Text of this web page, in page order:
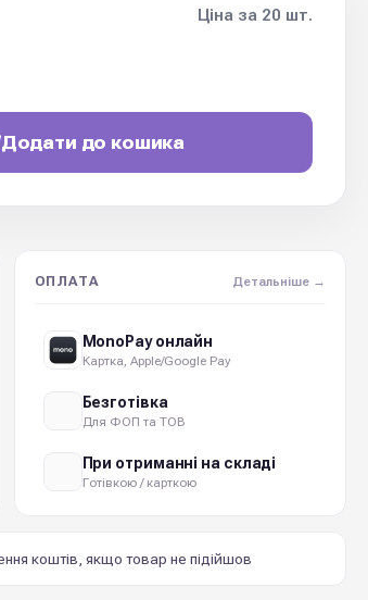
Ціна за 20 шт.
Додати до кошика
ОПЛАТА Детальніше →
MonoPay онлайн
Картка, Apple/Google Pay
Безготівка
Для ФОП та ТОВ
При отриманні на складі
Готівкою / карткою
коштів, якщо товар не підійшов